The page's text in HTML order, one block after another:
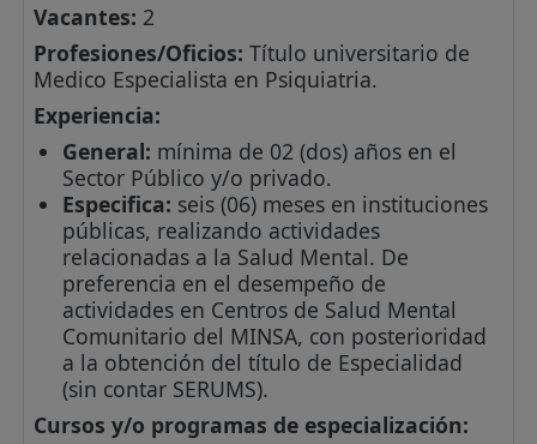
Vacantes: 2
Profesiones/Oficios: Título universitario de
Medico Especialista en Psiquiatria.
Experiencia:
General: mínima de 02 (dos) años en el
Sector Público y/o privado.
Especifica: seis (06) meses en instituciones
públicas, realizando actividades
relacionadas a la Salud Mental. De
preferencia en el desempeño de
actividades en Centros de Salud Mental
Comunitario del MINSA, con posterioridad
a la obtención del título de Especialidad
(sin contar SERUMS).
Cursos y/o programas de especialización: